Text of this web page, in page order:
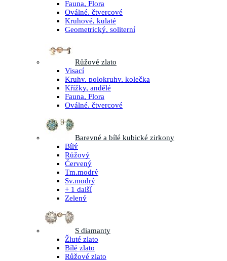
Fauna, Flora
Oválné, čtvercové
Kruhové, kulaté
Geometrický, soliterní
Růžové zlato
Visací
Kruhy, polokruhy, kolečka
Křížky, andělé
Fauna, Flora
Oválné, čtvercové
Barevné a bílé kubické zirkony
Bílý
Růžový
Červený
Tm.modrý
Sv.modrý
+ 1 další
Zelený
S diamanty
Žluté zlato
Bílé zlato
Růžové zlato